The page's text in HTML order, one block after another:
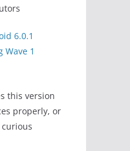
6.0.1
1
this version
properly, or
curious